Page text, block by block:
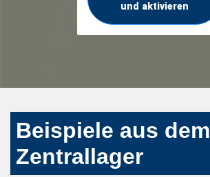
und aktivieren
Beispiele aus dem
Zentrallager